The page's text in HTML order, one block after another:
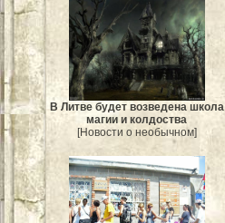
В Литве будет возведена школа
магии и колдоства
[Новости о необычном]